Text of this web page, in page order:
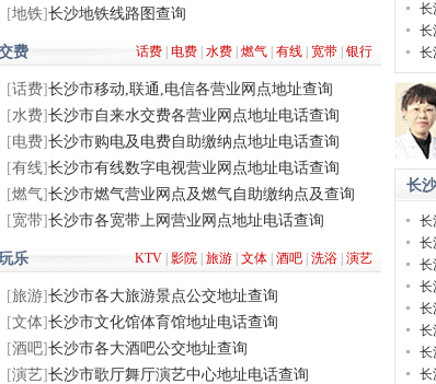
长
长
长
长
长
长
长
长
长
长
长
长
[地铁]长沙地铁线路图查询
话费 电费 水费 燃气 有线 宽带 银行
费
[话费]长沙市移动,联通,电信各营业网点地址查询
[水费]长沙市自来水交费各营业网点地址电话查询
[电费]长沙市购电及电费自助缴纳点地址电话查询
[有线]长沙市有线数字电视营业网点地址电话查询
[燃气]长沙市燃气营业网点及燃气自助缴纳点及查询
[宽带]长沙市各宽带上网营业网点地址电话查询
KTV 影院 旅游 文体 酒吧 洗浴 演艺
乐
[旅游]长沙市各大旅游景点公交地址查询
[文体]长沙市文化馆体育馆地址电话查询
[酒吧]长沙市各大酒吧公交地址查询
[演艺]长沙市歌厅舞厅演艺中心地址电话查询